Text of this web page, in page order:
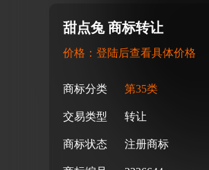
甜点兔 商标转让
价格：登陆后查看具体价格
商标分类 第35类
交易类型 转让
商标状态 注册商标